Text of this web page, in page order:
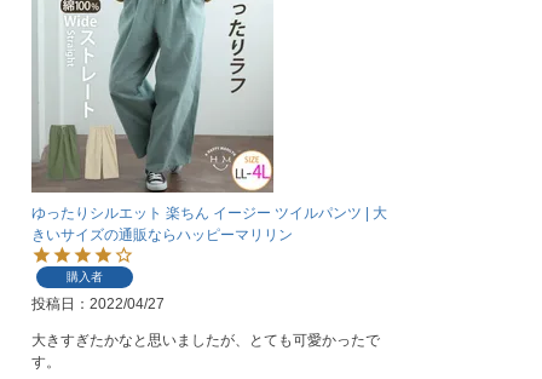
ゆったりシルエット 楽ちん イージー ツイルパンツ | 大
きいサイズの通販ならハッピーマリリン
購入者
投稿日 2022/04/27
大きすぎたかなと思いましたが、とても可愛かったで
す。